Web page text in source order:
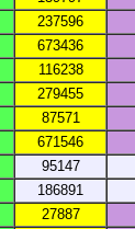
237596
673436
116238
279455
87571
671546
95147
186891
27887